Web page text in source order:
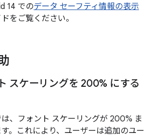
14 でのデータ セーフティ情報の表示
をご覧ください。
スケーリングを 200% にする
、フォント スケーリングが 200% ま
。これにより、ユーザーは追加のユー